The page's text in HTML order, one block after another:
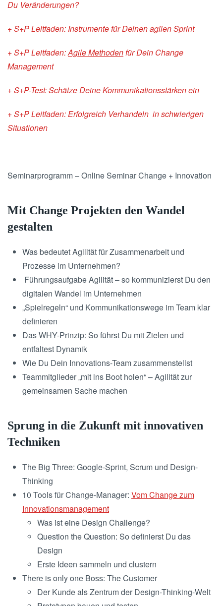
Du Veränderungen?
+ S+P Leitfaden: Instrumente für Deinen agilen Sprint
+ S+P Leitfaden:Agile Methodenfür Dein Change
Management
+ S+P-Test: Schätze Deine Kommunikationsstärken ein
+ S+P Leitfaden: Erfolgreich Verhandeln in schwierigen
Situationen
Seminarprogramm – Online Seminar Change + Innovation
Mit Change Projekten den Wandel
gestalten
Was bedeutet Agilität für Zusammenarbeit und
Prozesse im Unternehmen?
Führungsaufgabe Agilität – so kommunizierst Du den
digitalen Wandel im Unternehmen
„Spielregeln“ und Kommunikationswege im Team klar
definieren
Das WHY-Prinzip: So führst Du mit Zielen und
entfaltest Dynamik
Wie Du Dein Innovations-Team zusammenstellst
Teammitglieder „mit ins Boot holen“ – Agilität zur
gemeinsamen Sache machen
Sprung in die Zukunft mit innovativen
Techniken
The Big Three: Google-Sprint, Scrum und Design-
Thinking
10 Tools für Change-Manager: Vom Change zum
Innovationsmanagement
Was ist eine Design Challenge?
Question the Question: So definierst Du das
Design
Erste Ideen sammeln und clustern
There is only one Boss: The Customer
Der Kunde als Zentrum der Design-Thinking-Welt